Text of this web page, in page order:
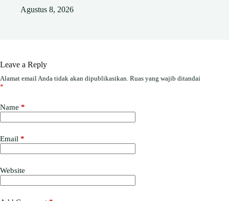
Agustus 8, 2026
Leave a Reply
Alamat email Anda tidak akan dipublikasikan. Ruas yang wajib ditandai
*
Name *
Email *
Website